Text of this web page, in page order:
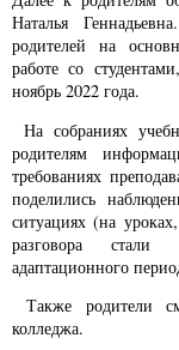
Наталья
родителей на
работе со
ноябрь 2022 года.
На собраниях
родителям
требованиях
поделились
ситуациях (на
разговора стали
адаптационного
Также родители
колледжа.